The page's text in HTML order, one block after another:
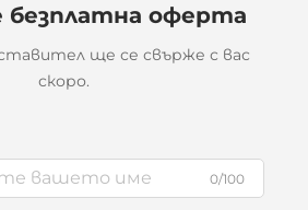
безплатна оферта
ще се свърже с вас
скоро.
0/100